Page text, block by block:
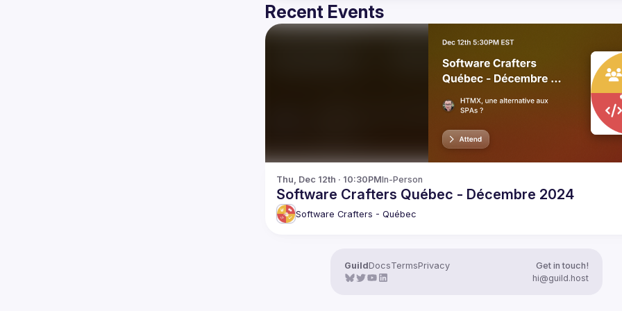
Recent Events
Thu, Dec 12th · 10:30PMIn-Person
Software Crafters Québec - Décembre 2024
Software Crafters - Québec
GuildDocsTermsPrivacy
Get in touch!
hi@guild.host